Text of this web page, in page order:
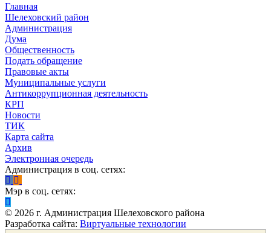
Главная
Шелеховский район
Администрация
Дума
Общественность
Подать обращение
Правовые акты
Муниципальные услуги
Антикоррупционная деятельность
КРП
Новости
ТИК
Карта сайта
Архив
Электронная очередь
Администрация в соц. сетях:
Мэр в соц. сетях:
© 2026 г. Администрация Шелеховского района
Разработка сайта: Виртуальные технологии